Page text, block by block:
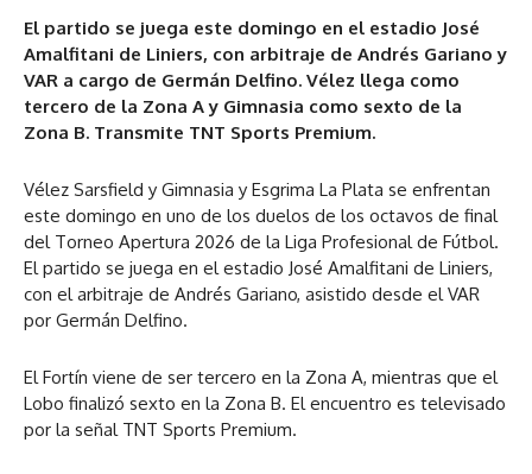
El partido se juega este domingo en el estadio José
Amalfitani de Liniers, con arbitraje de Andrés Gariano y
VAR a cargo de Germán Delfino. Vélez llega como
tercero de la Zona A y Gimnasia como sexto de la
Zona B. Transmite TNT Sports Premium.
Vélez Sarsfield y Gimnasia y Esgrima La Plata se enfrentan
este domingo en uno de los duelos de los octavos de final
del Torneo Apertura 2026 de la Liga Profesional de Fútbol.
El partido se juega en el estadio José Amalfitani de Liniers,
con el arbitraje de Andrés Gariano, asistido desde el VAR
por Germán Delfino.
El Fortín viene de ser tercero en la Zona A, mientras que el
Lobo finalizó sexto en la Zona B. El encuentro es televisado
por la señal TNT Sports Premium.